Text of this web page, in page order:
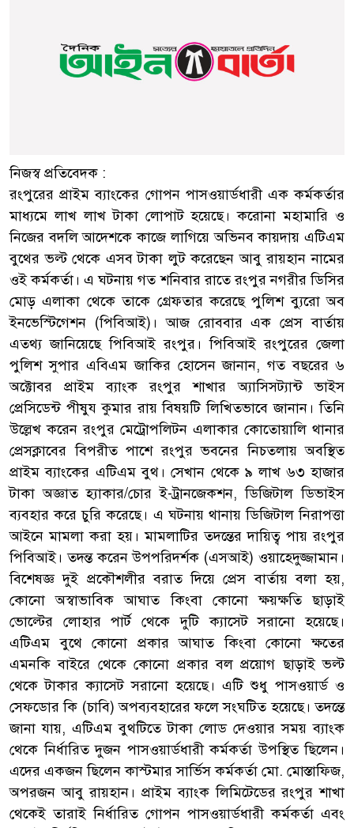
নিজস্ব প্রতিবেদক :
রংপুরের প্রাইম ব্যাংকের গোপন পাসওয়ার্ডধারী এক কর্মকর্তার
মাধ্যমে লাখ লাখ টাকা লোপাট হয়েছে। করোনা মহামারি ও
নিজের বদলি আদেশকে কাজে লাগিয়ে অভিনব কায়দায় এটিএম
বুথের ভল্ট থেকে এসব টাকা লুট করেছেন আবু রায়হান নামের
ওই কর্মকর্তা। এ ঘটনায় গত শনিবার রাতে রংপুর নগরীর ডিসির
মোড় এলাকা থেকে তাকে গ্রেফতার করেছে পুলিশ ব্যুরো অব
ইনভেস্টিগেশন (পিবিআই)। আজ রোববার এক প্রেস বার্তায়
এতথ্য জানিয়েছে পিবিআই রংপুর। পিবিআই রংপুরের জেলা
পুলিশ সুপার এবিএম জাকির হোসেন জানান, গত বছরের ৬
অক্টোবর প্রাইম ব্যাংক রংপুর শাখার অ্যাসিসট্যান্ট ভাইস
প্রেসিডেন্ট পীষুয কুমার রায় বিষয়টি লিখিতভাবে জানান। তিনি
উল্লেখ করেন রংপুর মেট্রোপলিটন এলাকার কোতোয়ালি থানার
প্রেসক্লাবের বিপরীত পাশে রংপুর ভবনের নিচতলায় অবস্থিত
প্রাইম ব্যাংকের এটিএম বুথ। সেখান থেকে ৯ লাখ ৬৩ হাজার
টাকা অজ্ঞাত হ্যাকার/চোর ই-ট্রানজেকশন, ডিজিটাল ডিভাইস
ব্যবহার করে চুরি করেছে। এ ঘটনায় থানায় ডিজিটাল নিরাপত্তা
আইনে মামলা করা হয়। মামলাটির তদন্তের দায়িত্ব পায় রংপুর
পিবিআই। তদন্ত করেন উপপরিদর্শক (এসআই) ওয়াহেদুজ্জামান।
বিশেষজ্ঞ দুই প্রকৌশলীর বরাত দিয়ে প্রেস বার্তায় বলা হয়,
কোনো অস্বাভাবিক আঘাত কিংবা কোনো ক্ষয়ক্ষতি ছাড়াই
ভোল্টের লোহার পার্ট থেকে দুটি ক্যাসেট সরানো হয়েছে।
এটিএম বুথে কোনো প্রকার আঘাত কিংবা কোনো ক্ষতের
এমনকি বাইরে থেকে কোনো প্রকার বল প্রয়োগ ছাড়াই ভল্ট
থেকে টাকার ক্যাসেট সরানো হয়েছে। এটি শুধু পাসওয়ার্ড ও
সেফডোর কি (চাবি) অপব্যবহারের ফলে সংঘটিত হয়েছে। তদন্তে
জানা যায়, এটিএম বুথটিতে টাকা লোড দেওয়ার সময় ব্যাংক
থেকে নির্ধারিত দুজন পাসওয়ার্ডধারী কর্মকর্তা উপস্থিত ছিলেন।
এদের একজন ছিলেন কাস্টমার সার্ভিস কর্মকর্তা মো. মোস্তাফিজ,
অপরজন আবু রায়হান। প্রাইম ব্যাংক লিমিটেডের রংপুর শাখা
থেকেই তারাই নির্ধারিত গোপন পাসওয়ার্ডধারী কর্মকর্তা এবং